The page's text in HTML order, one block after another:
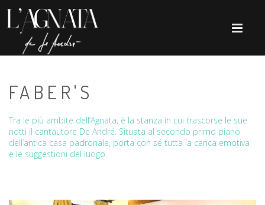
FABER'S
Tra le più ambite dell’Agnata, è la stanza in cui trascorse le sue
notti il cantautore De André. Situata al secondo primo piano
dell’antica casa padronale, porta con sé tutta la carica emotiva
e le suggestioni del luogo.